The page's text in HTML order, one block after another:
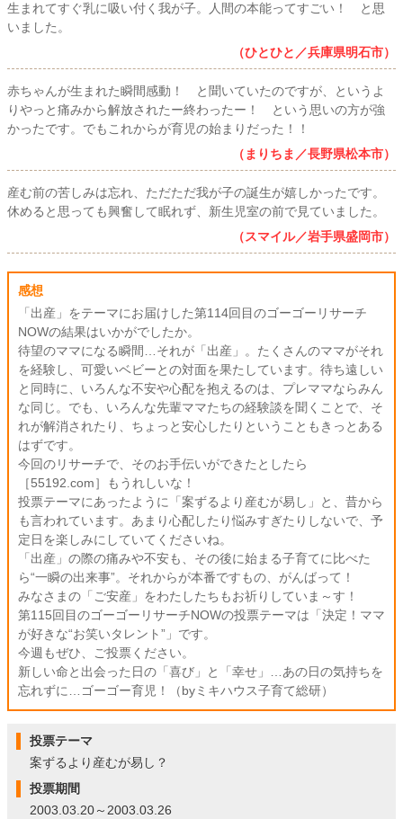
生まれてすぐ乳に吸い付く我が子。人間の本能ってすごい！ と思
いました。
（ひとひと／兵庫県明石市）
赤ちゃんが生まれた瞬間感動！ と聞いていたのですが、というよ
りやっと痛みから解放されたー終わったー！ という思いの方が強
かったです。でもこれからが育児の始まりだった！！
（まりちま／長野県松本市）
産む前の苦しみは忘れ、ただただ我が子の誕生が嬉しかったです。
休めると思っても興奮して眠れず、新生児室の前で見ていました。
（スマイル／岩手県盛岡市）
感想
「出産」をテーマにお届けした第114回目のゴーゴーリサーチ
NOWの結果はいかがでしたか。
待望のママになる瞬間…それが「出産」。たくさんのママがそれ
を経験し、可愛いベビーとの対面を果たしています。待ち遠しい
と同時に、いろんな不安や心配を抱えるのは、プレママならみん
な同じ。でも、いろんな先輩ママたちの経験談を聞くことで、そ
れが解消されたり、ちょっと安心したりということもきっとある
はずです。
今回のリサーチで、そのお手伝いができたとしたら
［55192.com］もうれしいな！
投票テーマにあったように「案ずるより産むが易し」と、昔から
も言われています。あまり心配したり悩みすぎたりしないで、予
定日を楽しみにしていてくださいね。
「出産」の際の痛みや不安も、その後に始まる子育てに比べた
ら“一瞬の出来事”。それからが本番ですもの、がんばって！
みなさまの「ご安産」をわたしたちもお祈りしていま～す！
第115回目のゴーゴーリサーチNOWの投票テーマは「決定！ママ
が好きな“お笑いタレント”」です。
今週もぜひ、ご投票ください。
新しい命と出会った日の「喜び」と「幸せ」…あの日の気持ちを
忘れずに…ゴーゴー育児！（byミキハウス子育て総研）
投票テーマ
案ずるより産むが易し？
投票期間
2003.03.20～2003.03.26